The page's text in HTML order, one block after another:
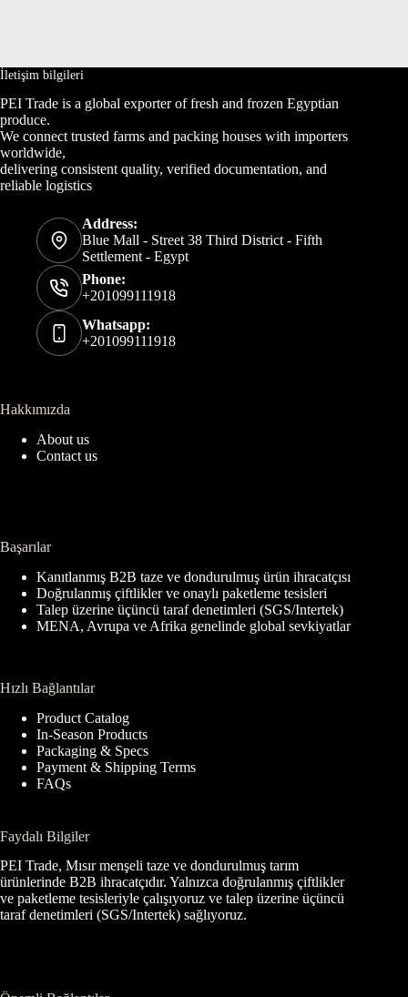
İletişim bilgileri
PEI Trade is a global exporter of fresh and frozen Egyptian
produce.
We connect trusted farms and packing houses with importers
worldwide,
delivering consistent quality, verified documentation, and
reliable logistics
Address:
Blue Mall - Street 38 Third District - Fifth
Settlement - Egypt
Phone:
+201099111918
Whatsapp:
+201099111918
Hakkımızda
About us
Contact us
Başarılar
Kanıtlanmış B2B taze ve dondurulmuş ürün ihracatçısı
Doğrulanmış çiftlikler ve onaylı paketleme tesisleri
Talep üzerine üçüncü taraf denetimleri (SGS/Intertek)
MENA, Avrupa ve Afrika genelinde global sevkiyatlar
Hızlı Bağlantılar
Product Catalog
In-Season Products
Packaging & Specs
Payment & Shipping Terms
FAQs
Faydalı Bilgiler
PEI Trade, Mısır menşeli taze ve dondurulmuş tarım
ürünlerinde B2B ihracatçıdır. Yalnızca doğrulanmış çiftlikler
ve paketleme tesisleriyle çalışıyoruz ve talep üzerine üçüncü
taraf denetimleri (SGS/Intertek) sağlıyoruz.